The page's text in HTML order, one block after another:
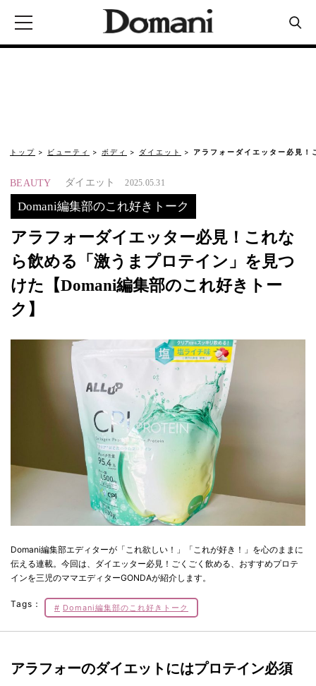
トップ ビューティ ボディ ダイエット アラフォーダイエッター必見
BEAUTY ダイエット 2025.05.31
Domani編集部のこれ好きトーク
アラフォーダイエッター必見！これな
ら飲める「激うまプロテイン」を見つ
けた【Domani編集部のこれ好きトー
ク】
Domani編集部エディターが「これ欲しい！」「これが好き！」を心のままに
伝える連載。今回は、ダイエッター必見！ごくごく飲める、おすすめプロテ
インを三児のママエディターGONDAが紹介します。
Tags： Domani編集部のこれ好きトーク
アラフォーのダイエットにはプロテイン必須